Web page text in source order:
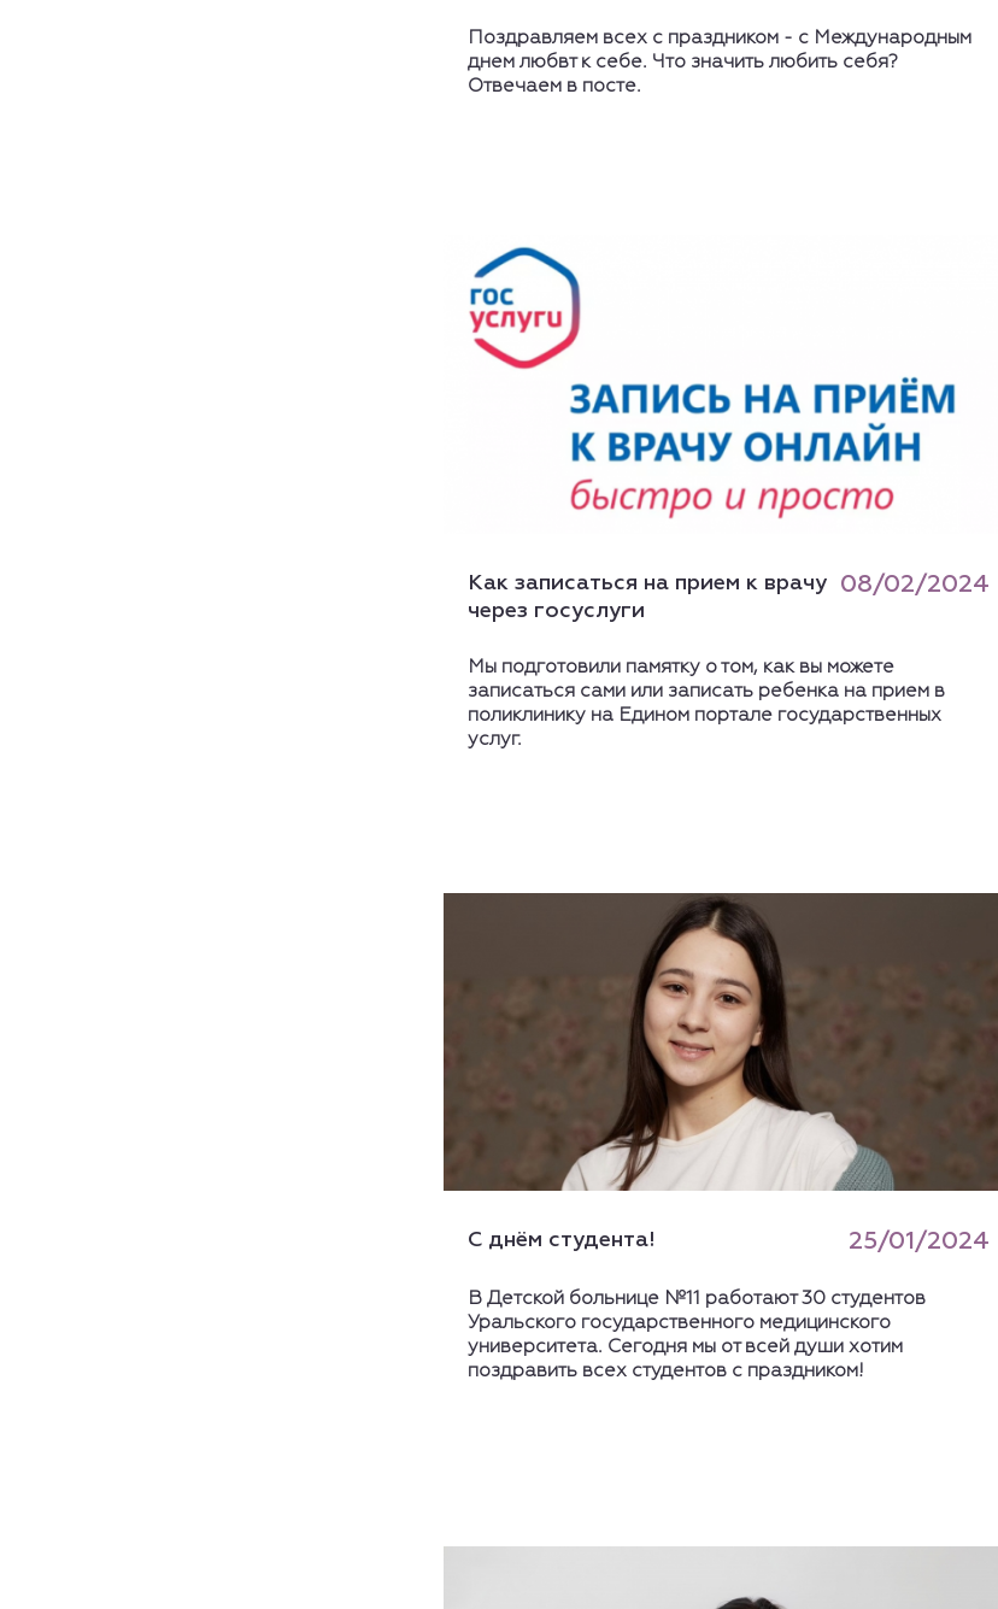
Поздравляем всех с праздником - с Международным
днем любвт к себе. Что значить любить себя?
Отвечаем в посте.
Как записаться на прием к врачу
через госуслуги
08/02/2024
Мы подготовили памятку о том, как вы можете
записаться сами или записать ребенка на прием в
поликлинику на Едином портале государственных
услуг.
С днём студента! 25/01/2024
В Детской больнице №11 работают 30 студентов
Уральского государственного медицинского
университета. Сегодня мы от всей души хотим
поздравить всех студентов с праздником!